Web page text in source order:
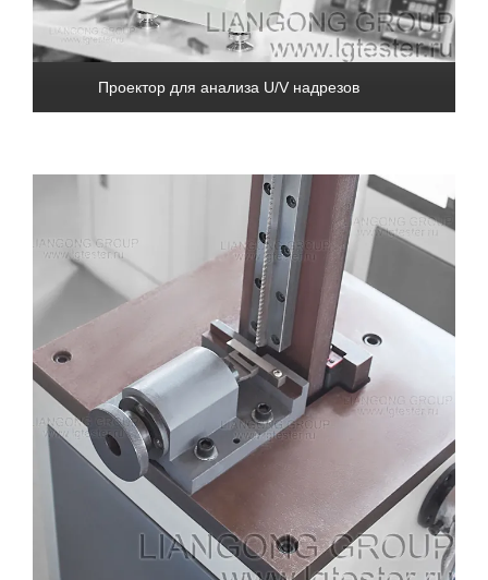
Проектор для анализа U/V надрезов